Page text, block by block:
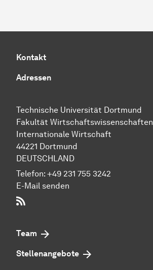
Kontakt
Adressen
Technische Uni­ver­si­tät Dort­mund
Fakultät Wirtschafts­wissen­schaften
Internationale Wirtschaft
44221 Dort­mund
DEUTSCHLAND
Telefon: +49 231 755 3242
E-Mail senden
Team
Stellenangebote